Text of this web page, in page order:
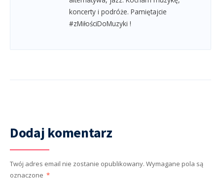
koncerty i podróże. Pamiętajcie
#zMiłościDoMuzyki !
Dodaj komentarz
Twój adres email nie zostanie opublikowany. Wymagane pola są
oznaczone *